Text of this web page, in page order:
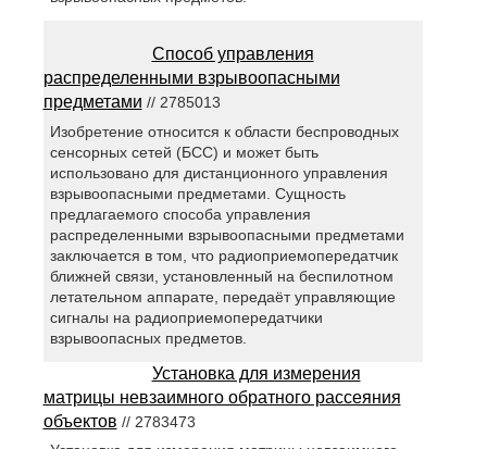
Способ управления
распределенными взрывоопасными
предметами // 2785013
Изобретение относится к области беспроводных
сенсорных сетей (БСС) и может быть
использовано для дистанционного управления
взрывоопасными предметами. Сущность
предлагаемого способа управления
распределенными взрывоопасными предметами
заключается в том, что радиоприемопередатчик
ближней связи, установленный на беспилотном
летательном аппарате, передаёт управляющие
сигналы на радиоприемопередатчики
взрывоопасных предметов.
Установка для измерения
матрицы невзаимного обратного рассеяния
объектов // 2783473